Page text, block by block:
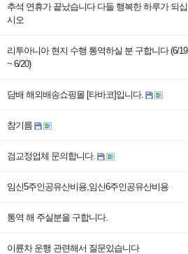
추석 연휴가 끝났습니다 다들 행복한 하루가 되십
시오
리투아니아 현지 수행 통역하실 분 구합니다 (6/19
~ 6/20)
담배 해외배송쇼핑몰 [타바코]입니다.
참기름
검교정업체 문의합니다.
임­신5주인공유­산비용,임­신6주인공유­산비용
통역 해 주실분을 구합니다.
이륜차 운행 관련해서 질문있습니다